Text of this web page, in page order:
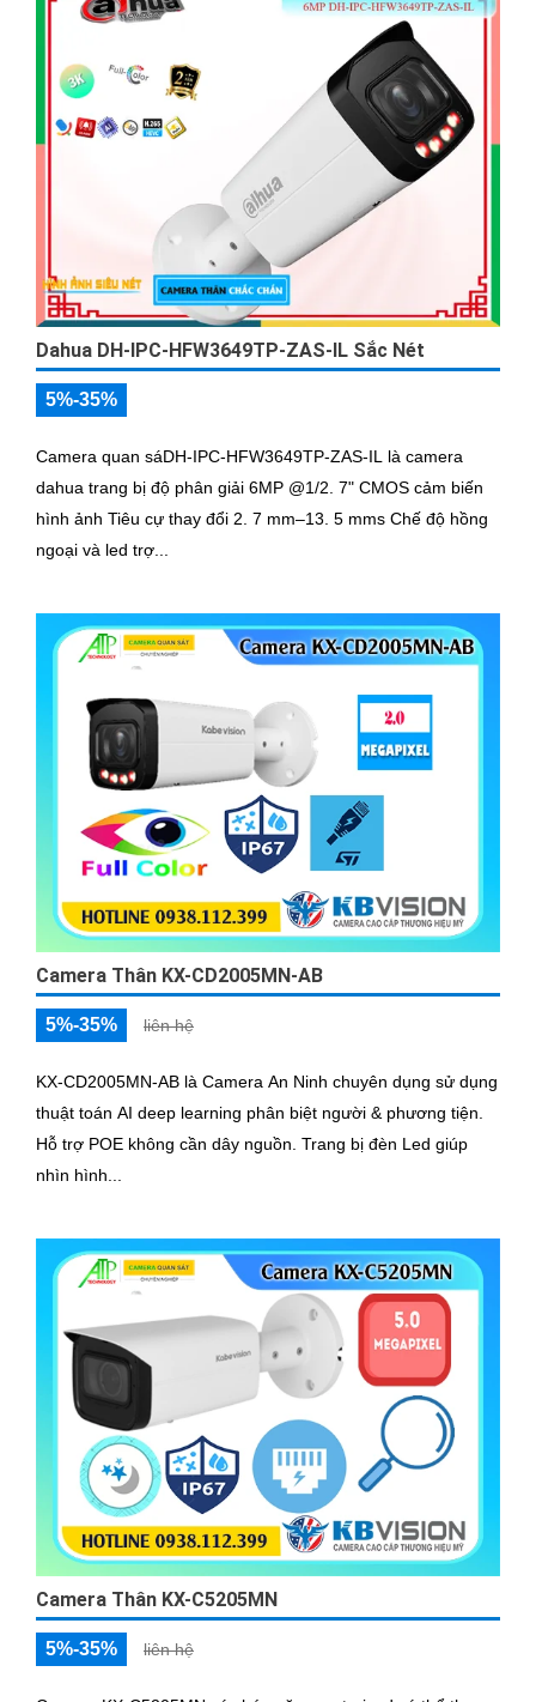
Dahua DH-IPC-HFW3649TP-ZAS-IL Sắc Nét
5%-35%
Camera quan sáDH-IPC-HFW3649TP-ZAS-IL là camera
dahua trang bị độ phân giải 6MP @1/2. 7" CMOS cảm biến
hình ảnh Tiêu cự thay đổi 2. 7 mm–13. 5 mms Chế độ hồng
ngoại và led trợ...
Camera Thân KX-CD2005MN-AB
5%-35% liên hệ
KX-CD2005MN-AB là Camera An Ninh chuyên dụng sử dụng
thuật toán AI deep learning phân biệt người & phương tiện.
Hỗ trợ POE không cần dây nguồn. Trang bị đèn Led giúp
nhìn hình...
Camera Thân KX-C5205MN
5%-35% liên hệ